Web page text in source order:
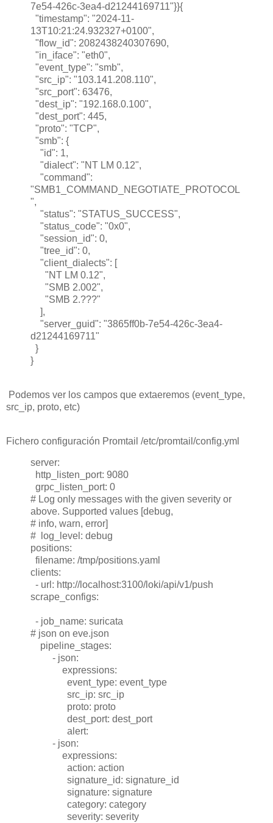
7e54-426c-3ea4-d21244169711"}}{
"timestamp": "2024-11-
13T10:21:24.932327+0100",
"flow_id": 2082438240307690,
"in_iface": "eth0",
"event_type": "smb",
"src_ip": "103.141.208.110",
"src_port": 63476,
"dest_ip": "192.168.0.100",
"dest_port": 445,
"proto": "TCP",
"smb": {
"id": 1,
"dialect": "NT LM 0.12",
"command":
"SMB1_COMMAND_NEGOTIATE_PROTOCOL
",
"status": "STATUS_SUCCESS",
"status_code": "0x0",
"session_id": 0,
"tree_id": 0,
"client_dialects": [
"NT LM 0.12",
"SMB 2.002",
"SMB 2.???"
],
"server_guid": "3865ff0b-7e54-426c-3ea4-
d21244169711"
}
}
Podemos ver los campos que extaeremos (event_type,
src_ip, proto, etc)
Fichero configuración Promtail /etc/promtail/config.yml
server:
http_listen_port: 9080
grpc_listen_port: 0
# Log only messages with the given severity or
above. Supported values [debug,
# info, warn, error]
# log_level: debug
positions:
filename: /tmp/positions.yaml
clients:
- url: http://localhost:3100/loki/api/v1/push
scrape_configs:
- job_name: suricata
# json on eve.json
pipeline_stages:
- json:
expressions:
event_type: event_type
src_ip: src_ip
proto: proto
dest_port: dest_port
alert:
- json:
expressions:
action: action
signature_id: signature_id
signature: signature
category: category
severity: severity